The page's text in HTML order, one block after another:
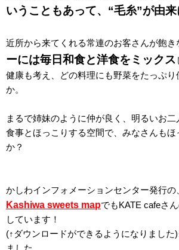
いうこともあって、“毛糸”が由来
近所から来てくれる常連のお客さんが飽き
ーには毎日和食と洋食をミックス
健康も考え、どの料理にも野菜をたっぷり
か。
まるで姉妹のように仲が良く、明るいお
食事とほっこりする空間で、みなさんも
か？
かしわインフォメーションセンター発行の
Kashiwa sweets mapでもKATE cafeさ
しています！
(↑ダウンロードができるようになりまし
ました。